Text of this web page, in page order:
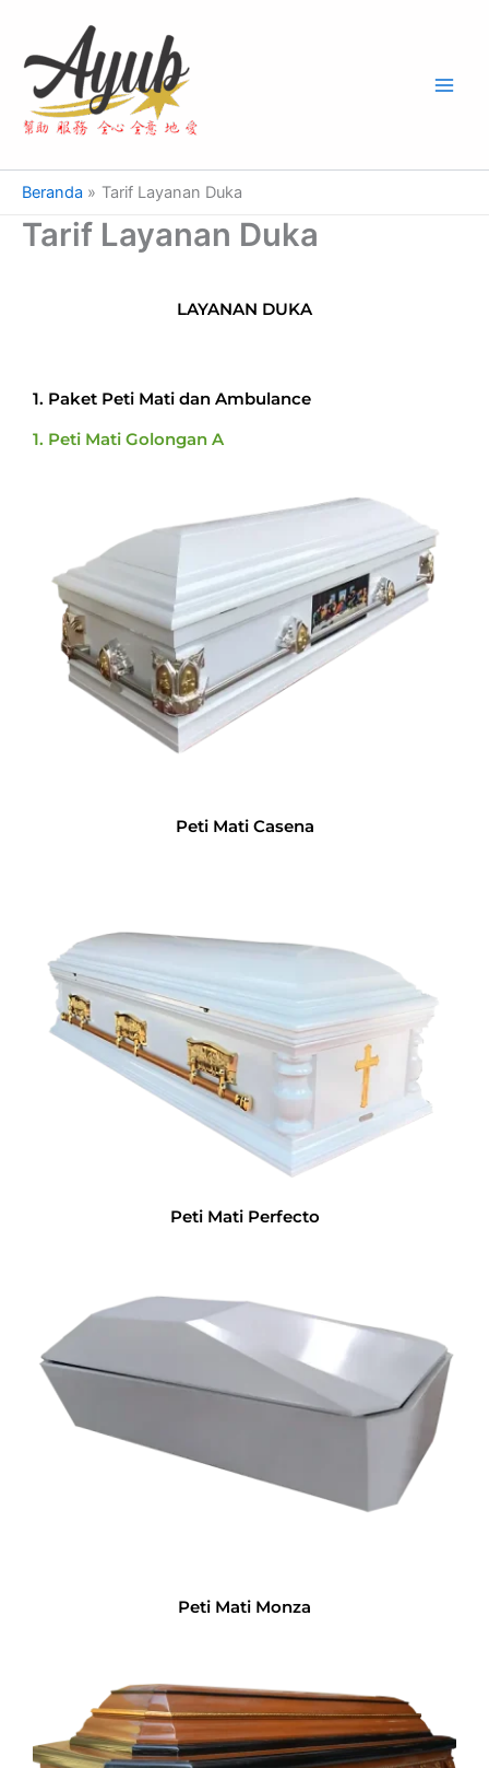
konten
Beranda Tarif Layanan Duka
Tarif Layanan Duka
LAYANAN DUKA
1. Paket Peti Mati dan Ambulance
1. Peti Mati Golongan A
Peti Mati Casena
Peti Mati Perfecto
Peti Mati Monza